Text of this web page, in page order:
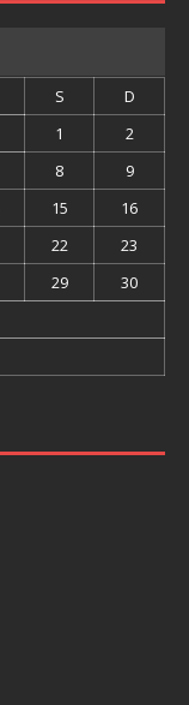
S D
1
2
8
9
15
16
22
23
29
30